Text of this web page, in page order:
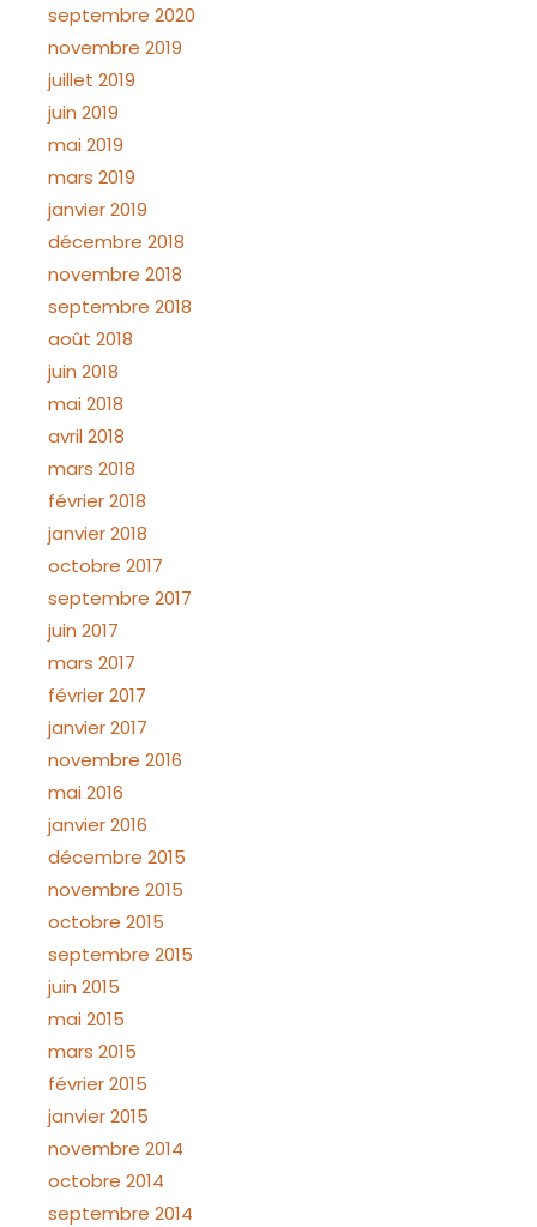
septembre 2020
novembre 2019
juillet 2019
juin 2019
mai 2019
mars 2019
janvier 2019
décembre 2018
novembre 2018
septembre 2018
août 2018
juin 2018
mai 2018
avril 2018
mars 2018
février 2018
janvier 2018
octobre 2017
septembre 2017
juin 2017
mars 2017
février 2017
janvier 2017
novembre 2016
mai 2016
janvier 2016
décembre 2015
novembre 2015
octobre 2015
septembre 2015
juin 2015
mai 2015
mars 2015
février 2015
janvier 2015
novembre 2014
octobre 2014
septembre 2014